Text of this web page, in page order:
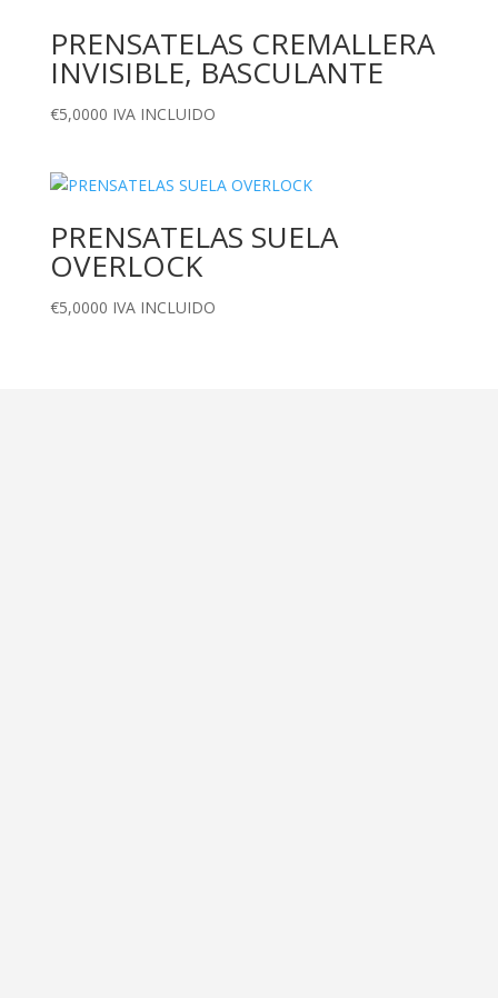
PRENSATELAS CREMALLERA
INVISIBLE, BASCULANTE
€5,0000 IVA INCLUIDO
PRENSATELAS SUELA
OVERLOCK
€5,0000 IVA INCLUIDO